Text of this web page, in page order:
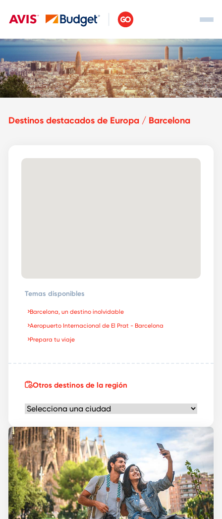
Destinos destacados de Europa / Barcelona
Temas disponibles
Barcelona, un destino inolvidable
Aeropuerto Internacional de El Prat - Barcelona
Prepara tu viaje
Otros destinos de la región